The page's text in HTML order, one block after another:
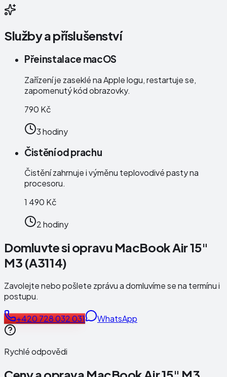
Služby a příslušenství
Přeinstalace macOS
Zařízení je zaseklé na Apple logu, restartuje se,
zapomenutý kód obrazovky.
790 Kč
3 hodiny
Čistění od prachu
Čistění zahrnuje i výměnu teplovodivé pasty na
procesoru.
1 490 Kč
2 hodiny
Domluvte si opravu MacBook Air 15"
M3 (A3114)
Zavolejte nebo pošlete zprávu a domluvíme se na termínu i
postupu.
+420 728 032 031 WhatsApp
Rychlé odpovědi